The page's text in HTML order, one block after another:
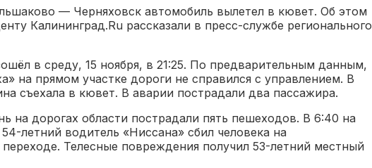
— Черняховск автомобиль вылетел в кювет. Об этом
Калининград.Ru рассказали в пресс-службе регионального
в среду, 15 ноября, в 21:25. По предварительным данным,
на прямом участке дороги не справился с управлением. В
съехала в кювет. В аварии пострадали два пассажира.
на дорогах области пострадали пять пешеходов. В 6:40 на
летний водитель «Ниссана» сбил человека на
Телесные повреждения получил 53-летний местный